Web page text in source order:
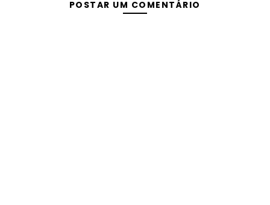
POSTAR UM COMENTÁRIO